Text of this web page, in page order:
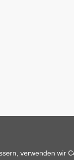
verwenden wir